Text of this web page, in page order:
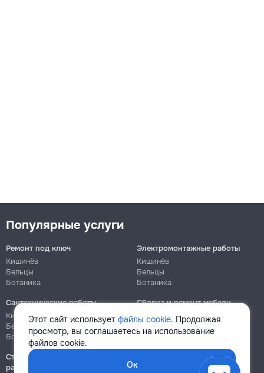
Этот сайт использует файлы cookie. Продолжая
просмотр, вы соглашаетесь на использование
файлов cookie.
Ок
Популярные услуги
Ремонт под ключ
Кишинёв
Бельцы
Ботаника
Электромонтажные работы
Кишинёв
Бельцы
Ботаника
Сантехнические работы
Кишинёв
Бельцы
Ботаника
Сборка и ремонт мебели
Кишинёв
Ботаника
Строительно-монтажные
работы